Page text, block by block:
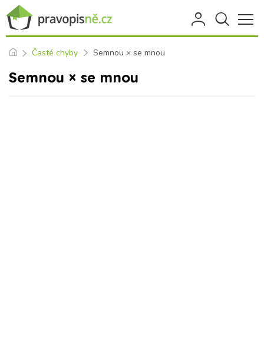
Časté chyby Semnou × se mnou
Semnou × se mnou